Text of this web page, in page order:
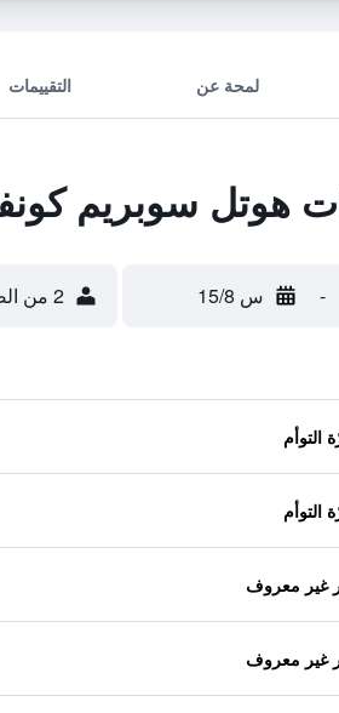
لمحة عن التقييمات
سوبريم
- س 15/8 2 من الضيوف، غرفة واحدة